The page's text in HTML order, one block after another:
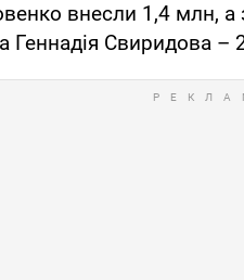
внесли 1,4 млн, а
Геннадія Свиридова –